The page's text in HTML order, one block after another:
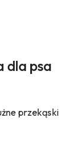
dla psa
przekąski